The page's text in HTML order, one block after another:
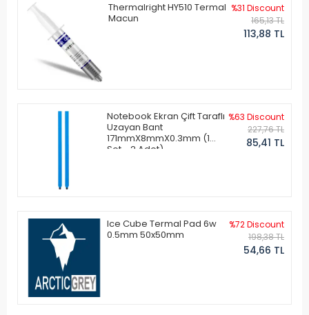
Thermalright HY510 Termal
Macun
%31 Discount
165,13 TL
113,88 TL
Notebook Ekran Çift Taraflı
Uzayan Bant
171mmX8mmX0.3mm (1
Set - 2 Adet)
%63 Discount
227,76 TL
85,41 TL
Ice Cube Termal Pad 6w
0.5mm 50x50mm
%72 Discount
198,38 TL
54,66 TL